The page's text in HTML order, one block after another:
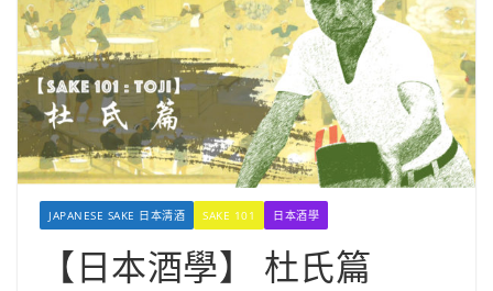
JAPANESE SAKE 日本清酒 SAKE 101 日本酒學
【日本酒學】 杜氏篇